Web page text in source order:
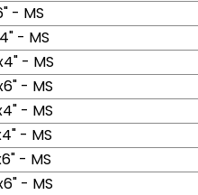
- MS
- MS
- MS
- MS
- MS
- MS
- MS
- MS